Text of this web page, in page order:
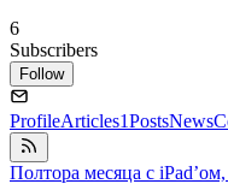
6
Subscribers
Follow
ProfileArticles1PostsNews
Полтора месяца с